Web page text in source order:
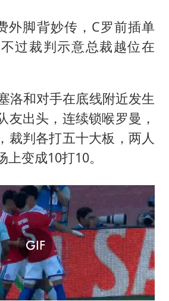
外脚背妙传，C罗前插单
过裁判示意总裁越位在
洛和对手在底线附近发生
友出头，连续锁喉罗曼，
裁判各打五十大板，两人
变成10打10。